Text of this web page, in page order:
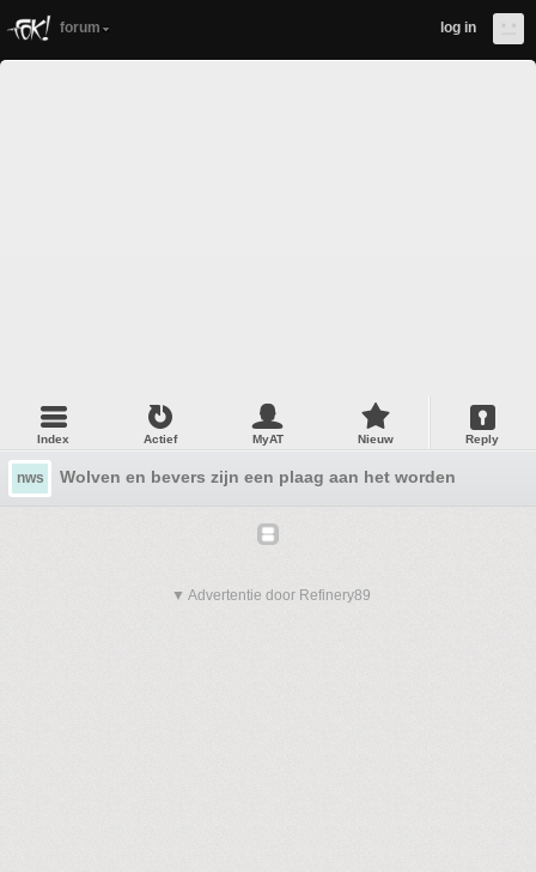
forum log in
Index Actief MyAT Nieuw Reply
nws Wolven en bevers zijn een plaag aan het worden
▼ Advertentie door Refinery89